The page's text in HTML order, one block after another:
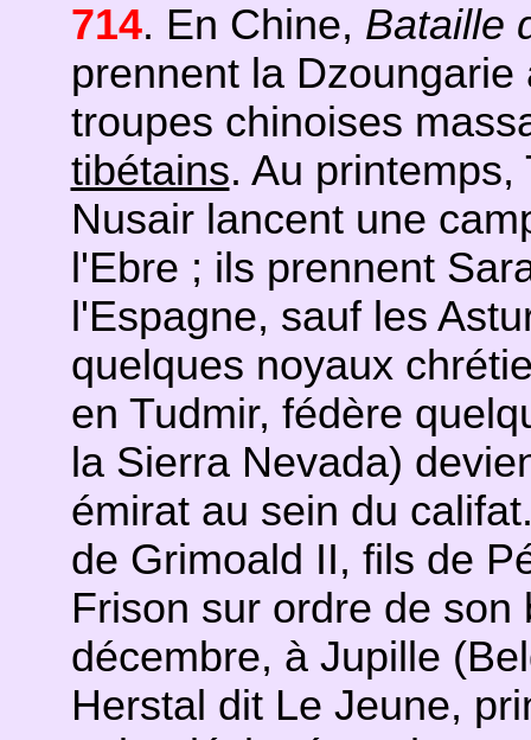
714. En Chine, Bataille
prennent la
troupes chinoises
tibétains. Au
Nusair lancent une
l'Ebre ; ils prennent
l'Espagne, sauf les
quelques noyaux
en Tudmir, fédère
la Sierra Nevada)
émirat au sein du
de Grimoald II, fils de
Frison sur ordre de
décembre, à Jupille
Herstal dit Le Jeune,